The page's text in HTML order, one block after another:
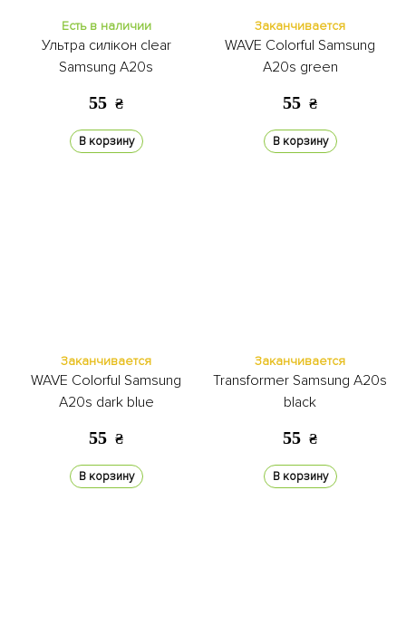
Есть в наличии
Ультра силікон clear
Samsung A20s
55 ₴
В корзину
Заканчивается
WAVE Colorful Samsung
A20s green
55 ₴
В корзину
Заканчивается
WAVE Colorful Samsung
A20s dark blue
55 ₴
В корзину
Заканчивается
Transformer Samsung A20s
black
55 ₴
В корзину